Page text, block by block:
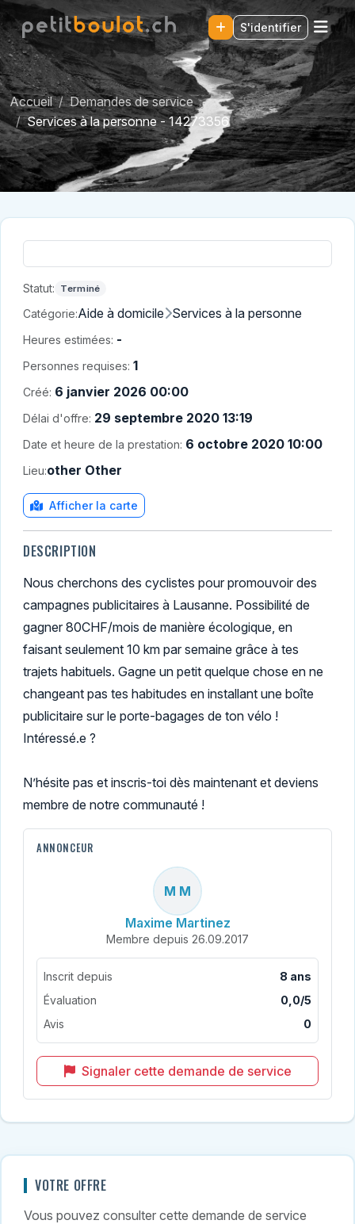
S'identifier
Accueil
Demandes de service
Services à la personne - 14273356
Statut: Terminé
Catégorie:Aide à domicile Services à la personne
Heures estimées: -
Personnes requises: 1
Créé: 6 janvier 2026 00:00
Délai d'offre: 29 septembre 2020 13:19
Date et heure de la prestation: 6 octobre 2020 10:00
Lieu:other Other
Afficher la carte
DESCRIPTION
Nous cherchons des cyclistes pour promouvoir des
campagnes publicitaires à Lausanne. Possibilité de
gagner 80CHF/mois de manière écologique, en
faisant seulement 10 km par semaine grâce à tes
trajets habituels. Gagne un petit quelque chose en ne
changeant pas tes habitudes en installant une boîte
publicitaire sur le porte-bagages de ton vélo !
Intéressé.e ?
N’hésite pas et inscris-toi dès maintenant et deviens
membre de notre communauté !
ANNONCEUR
M M
Maxime Martinez
Membre depuis 26.09.2017
Inscrit depuis
8 ans
Évaluation
0,0/5
Avis
0
Signaler cette demande de service
VOTRE OFFRE
Vous pouvez consulter cette demande de service